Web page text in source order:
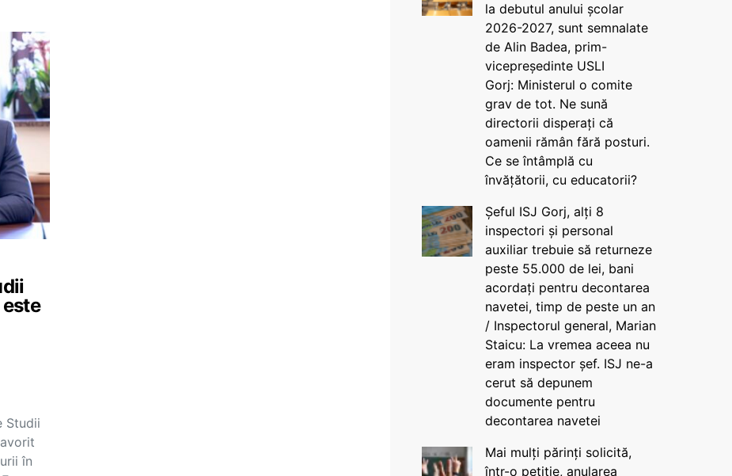
Studii
în
la debutul anului școlar
2026-2027, sunt semnalate
de Alin Badea, prim-
vicepreședinte USLI
Gorj: Ministerul o comite
grav de tot. Ne sună
directorii disperați că
oamenii rămân fără posturi.
Ce se întâmplă cu
învățătorii, cu educatorii?
Șeful ISJ Gorj, alți 8
inspectori și personal
auxiliar trebuie să returneze
peste 55.000 de lei, bani
acordați pentru decontarea
navetei, timp de peste un an
/ Inspectorul general, Marian
Staicu: La vremea aceea nu
eram inspector șef. ISJ ne-a
cerut să depunem
documente pentru
decontarea navetei
Mai mulți părinți solicită,
într-o petiție, anularea